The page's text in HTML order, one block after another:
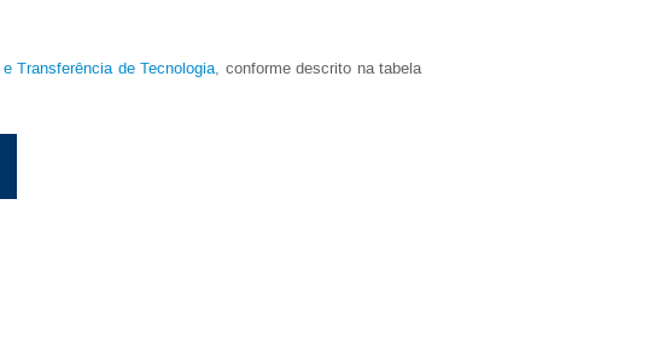
Transferência de Tecnologia, conforme descrito na tabela